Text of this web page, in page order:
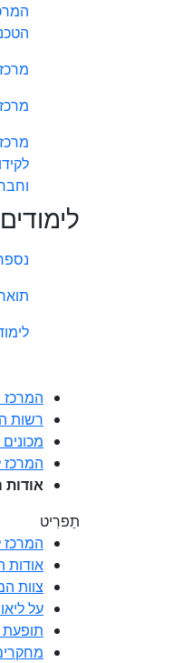
לימודים
המרכז
רשות
המרכז
תַפרִיט
המרכז
אודות
צוות
על